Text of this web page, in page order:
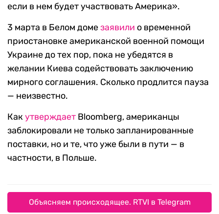
если в нем будет участвовать Америка».
3 марта в Белом домезаявили о временной
приостановке американской военной помощи
Украине до тех пор, пока не убедятся в
желании Киева содействовать заключению
мирного соглашения. Сколько продлится пауза
— неизвестно.
Какутверждает Bloomberg, американцы
заблокировали не только запланированные
поставки, но и те, что уже были в пути — в
частности, в Польше.
Объясняем происходящее. RTVI в Telegram